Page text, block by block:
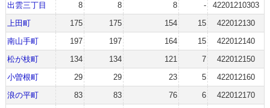
出雲三丁目
8 8 8 -
42201210303
上田町
175 175 154 15
422012130
南山手町
197 197 164 15
422012140
松が枝町
134 134 121 7
422012150
小曽根町
29 29 23 5
422012160
浪の平町
83 83 76 6
422012170